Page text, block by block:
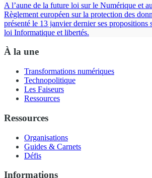
A l’aune de la future loi sur le Numérique et
Règlement européen sur la protection des
présenté le 13 janvier dernier ses propositions
loi Informatique et libertés.
À la une
Transformations numériques
Technopolitique
Les Faiseurs
Ressources
Ressources
Organisations
Guides & Carnets
Défis
Informations